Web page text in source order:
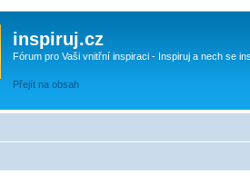
inspiruj.cz
Fórum pro Vaši vnitřní inspiraci - Inspiruj a nech se
Přejít na obsah